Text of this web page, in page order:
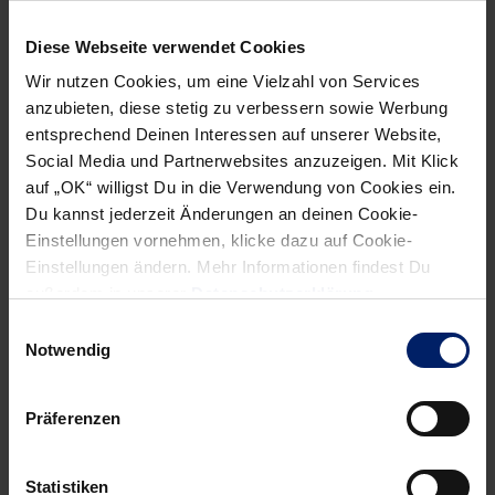
Diese Webseite verwendet Cookies
Wir nutzen Cookies, um eine Vielzahl von Services
anzubieten, diese stetig zu verbessern sowie Werbung
entsprechend Deinen Interessen auf unserer Website,
Social Media und Partnerwebsites anzuzeigen. Mit Klick
auf „OK“ willigst Du in die Verwendung von Cookies ein.
Du kannst jederzeit Änderungen an deinen Cookie-
Einstellungen vornehmen, klicke dazu auf Cookie-
Einstellungen ändern. Mehr Informationen findest Du
Notwendig
Präferenzen
Statistiken
Spielfilm: 0:1, 4:5, 7:8, 9:8, 10:9, 12:9, 12:10, 15:11, 17:13,
19:16 (HZ) 21:16, 21:17, 23:18, 25:20, 28:20, 29:21, 30:25,
31:25, 33:28, 35:28, 35:29 (EN)
NEWSLETTER
Wenn du per E-Mail über Aktuelles aus der Löwenwelt
Newsletter